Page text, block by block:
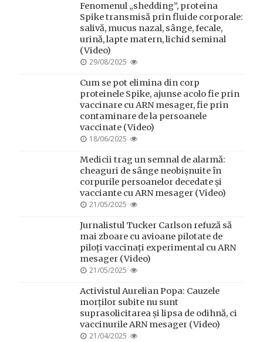
Fenomenul „shedding”, proteina
Spike transmisă prin fluide corporale:
salivă, mucus nazal, sânge, fecale,
urină, lapte matern, lichid seminal
(Video)
POSTED
29/08/2025
Cum se pot elimina din corp
proteinele Spike, ajunse acolo fie prin
vaccinare cu ARN mesager, fie prin
contaminare de la persoanele
vaccinate (Video)
POSTED
18/06/2025
Medicii trag un semnal de alarmă:
cheaguri de sânge neobișnuite în
corpurile persoanelor decedate și
vacciante cu ARN mesager (Video)
POSTED
21/05/2025
Jurnalistul Tucker Carlson refuză să
mai zboare cu avioane pilotate de
piloți vaccinați experimental cu ARN
mesager (Video)
POSTED
21/05/2025
Activistul Aurelian Popa: Cauzele
morților subite nu sunt
suprasolicitarea și lipsa de odihnă, ci
vaccinurile ARN mesager (Video)
POSTED
21/04/2025